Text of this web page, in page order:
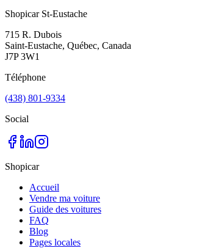
Shopicar St-Eustache
715 R. Dubois
Saint-Eustache, Québec, Canada
J7P 3W1
Téléphone
(438) 801-9334
Social
Shopicar
Accueil
Vendre ma voiture
Guide des voitures
FAQ
Blog
Pages locales